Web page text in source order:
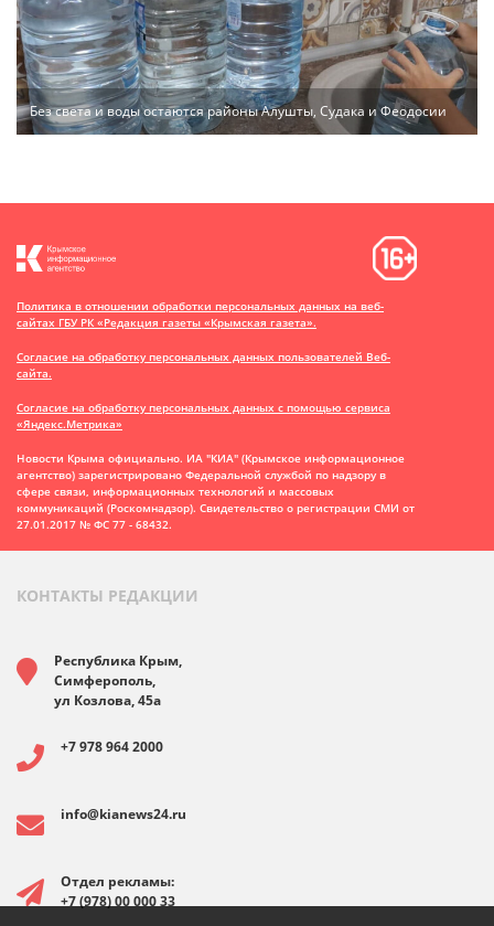
Без света и воды остаются районы Алушты, Судака и Феодосии
Политика в отношении обработки персональных данных на веб-
сайтах ГБУ РК «Редакция газеты «Крымская газета».
Согласие на обработку персональных данных пользователей Веб-
сайта.
Согласие на обработку персональных данных с помощью сервиса
«Яндекс.Метрика»
Новости Крыма официально. ИА "КИА" (Крымское информационное
агентство) зарегистрировано Федеральной службой по надзору в
сфере связи, информационных технологий и массовых
коммуникаций (Роскомнадзор). Свидетельство о регистрации СМИ от
27.01.2017 № ФС 77 - 68432.
КОНТАКТЫ РЕДАКЦИИ
Республика Крым,
Симферополь,
ул Козлова, 45а
+7 978 964 2000
info@kianews24.ru
Отдел рекламы:
+7 (978) 00 000 33